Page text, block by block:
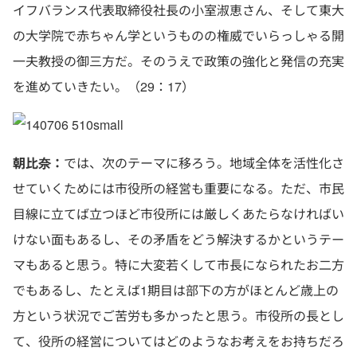
イフバランス代表取締役社長の小室淑恵さん、そして東大
の大学院で赤ちゃん学というものの権威でいらっしゃる開
一夫教授の御三方だ。そのうえで政策の強化と発信の充実
を進めていきたい。（29：17）
朝比奈： では、次のテーマに移ろう。地域全体を活性化さ
せていくためには市役所の経営も重要になる。ただ、市民
目線に立てば立つほど市役所には厳しくあたらなければい
けない面もあるし、その矛盾をどう解決するかというテー
マもあると思う。特に大変若くして市長になられたお二方
でもあるし、たとえば1期目は部下の方がほとんど歳上の
方という状況でご苦労も多かったと思う。市役所の長とし
て、役所の経営についてはどのようなお考えをお持ちだろ